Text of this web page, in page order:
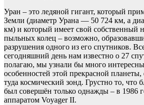
Уран – это ледяной гигант, который
Земли (диаметр Урана — 50 724 км, а
км) и который имеет свой собственный
пыльных колец – возможно,
разрушения одного из его спутников.
сегодняшний день нам известно о 27
полагаю, мы узнали бы много
особенностей этой прекрасной
туда космический зонд. Грустно то, что
был совершён только однажды – в 1986
аппаратом Voyager II.